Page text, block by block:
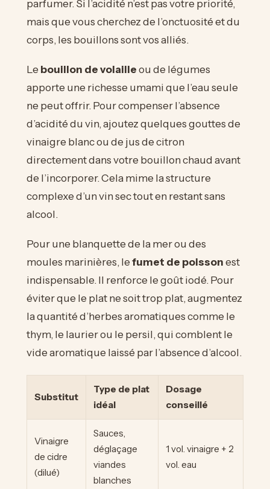
parfumer. Si l’acidité n’est pas votre priorité,
mais que vous cherchez de l’onctuosité et du
corps, les bouillons sont vos alliés.
Le bouillon de volailleou de légumes
apporte une richesse umami que l’eau seule
ne peut offrir. Pour compenser l’absence
d’acidité du vin, ajoutez quelques gouttes de
vinaigre blanc ou de jus de citron
directement dans votre bouillon chaud avant
de l’incorporer. Cela mime la structure
complexe d’un vin sec tout en restant sans
alcool.
Pour une blanquette de la mer ou des
moules marinières, lefumet de poissonest
indispensable. Il renforce le goût iodé. Pour
éviter que le plat ne soit trop plat, augmentez
la quantité d’herbes aromatiques comme le
thym, le laurier ou le persil, qui comblent le
vide aromatique laissé par l’absence d’alcool.
Substitut
Type de plat
idéal
Dosage
conseillé
Vinaigre
de cidre
(dilué)
Sauces,
déglaçage
viandes
blanches
1 vol. vinaigre + 2
vol. eau